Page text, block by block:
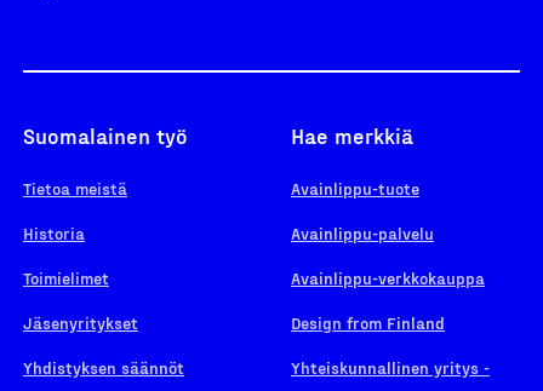
Suomalainen työ
Tietoa meistä
Historia
Toimielimet
Jäsenyritykset
Yhdistyksen säännöt
Hae merkkiä
Avainlippu-tuote
Avainlippu-palvelu
Avainlippu-verkkokauppa
Design from Finland
Yhteiskunnallinen yritys -